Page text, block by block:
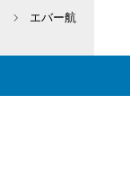
エバー航